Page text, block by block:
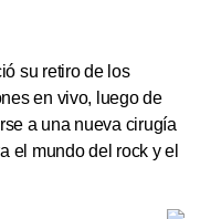
su retiro de los
en vivo, luego de
a una nueva cirugía
el mundo del rock y el